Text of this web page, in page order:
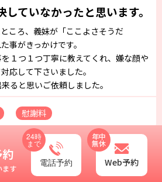
ていなかったと思います。
ころ、義妹が「ここよさそうだ
事がきっかけです。
１つ１つ丁寧に教えてくれ、嫌な顔や
応して下さいました。
ると思いご依頼しました。
慰謝料
もっと見る
ます
電話予約
24時
まで
Web予約
年中
無休